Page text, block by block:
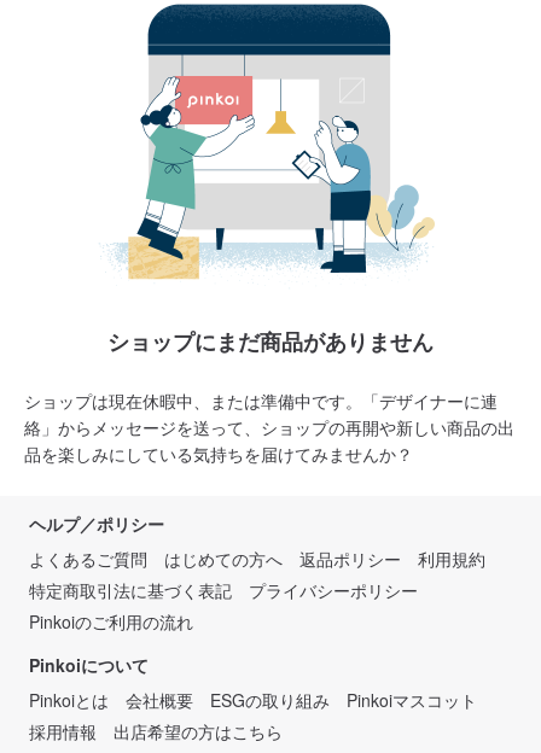
ショップにまだ商品がありません
ショップは現在休暇中、または準備中です。「デザイナーに連
絡」からメッセージを送って、ショップの再開や新しい商品の出
品を楽しみにしている気持ちを届けてみませんか？
ヘルプ／ポリシー
よくあるご質問
はじめての方へ 返品ポリシー
利用規約
特定商取引法に基づく表記
プライバシーポリシー
Pinkoiのご利用の流れ
Pinkoiについて
Pinkoiとは
会社概要 ESGの取り組み
Pinkoiマスコット
採用情報
出店希望の方はこちら